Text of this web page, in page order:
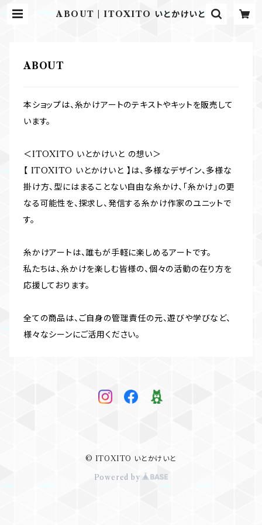
ABOUT | ITOXITO いとかけいと
ABOUT
本ショップは、糸かけアートのテキストやキットを販売して
います。
＜ITOXITO いとかけいと の想い＞
【 ITOXITO いとかけいと 】は、多様なデザイン、多様な
掛け方、型にはまることない自由な糸かけ、「糸かけ」の更
なる可能性を、探求し、発信する糸かけ作家のユニットで
す。
糸かけアートは、誰もが手軽に楽しめるアートです。
私たちは、糸かけを楽しむ皆様の、個々の活動の在り方を
応援しております。
全ての商品は、ご自身の管理責任の元、遊びや学びなど、
様々なシーンにご活用ください。
© ITOXITO いとかけいと
Powered by